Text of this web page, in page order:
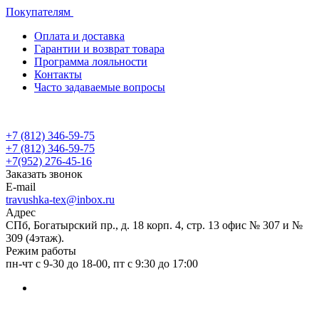
Покупателям
Оплата и доставка
Гарантии и возврат товара
Программа лояльности
Контакты
Часто задаваемые вопросы
+7 (812) 346-59-75
+7 (812) 346-59-75
+7(952) 276-45-16
Заказать звонок
E-mail
travushka-tex@inbox.ru
Адрес
СПб, Богатырский пр., д. 18 корп. 4, стр. 13 офис № 307 и №
309 (4этаж).
Режим работы
пн-чт с 9-30 до 18-00, пт с 9:30 до 17:00